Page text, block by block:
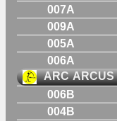
007A
009A
005A
006A
ARC ARCUS
006B
004B